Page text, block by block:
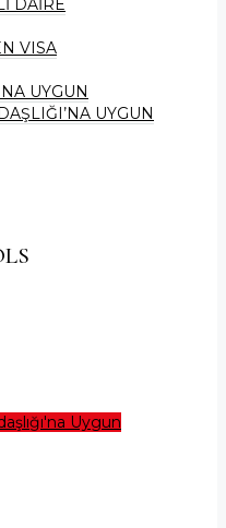
DAİRE
VISA
UYGUN
UYGUN
Uygun